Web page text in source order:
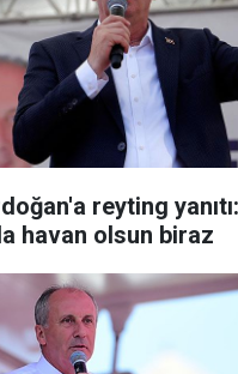
reyting
havan olsun biraz